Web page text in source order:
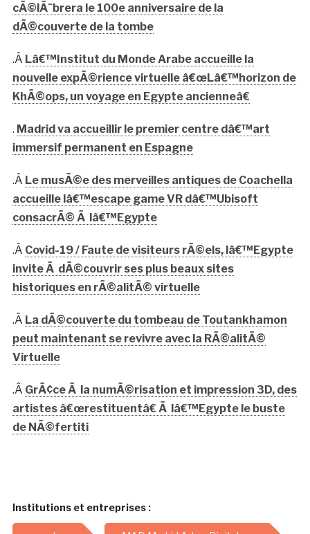
cÃ©lÃ¨brera le 100e anniversaire de la
dÃ©couverte de la tombe
.Â Lâ€™Institut du Monde Arabe accueille la
nouvelle expÃ©rience virtuelle â€œLâ€™horizon de
KhÃ©ops, un voyage en Egypte ancienneâ€
. Madrid va accueillir le premier centre dâ€™art
immersif permanent en Espagne
.Â Le musÃ©e des merveilles antiques de Coachella
accueille lâ€™escape game VR dâ€™Ubisoft
consacrÃ© Ã lâ€™Egypte
.Â Covid-19 / Faute de visiteurs rÃ©els, lâ€™Egypte
invite Ã dÃ©couvrir ses plus beaux sites
historiques en rÃ©alitÃ© virtuelle
.Â La dÃ©couverte du tombeau de Toutankhamon
peut maintenant se revivre avec la RÃ©alitÃ©
Virtuelle
.Â GrÃ¢ce Ã la numÃ©risation et impression 3D, des
artistes â€œrestituentâ€ Ã lâ€™Egypte le buste
de NÃ©fertiti
Institutions et entreprises :